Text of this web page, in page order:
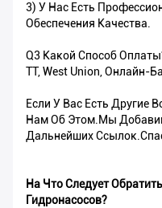
3) У Нас Есть
Обеспечения Качества.
Q3 Какой Способ
TT, West Union, Онлайн-
Если У Вас Есть Другие
Нам Об Этом.Мы
Дальнейших
На Что Следует
Гидронасосов?